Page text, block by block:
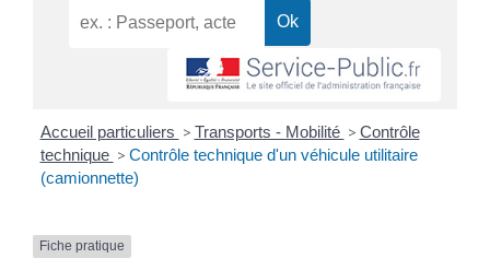
Accueil particuliers > Transports - Mobilité > Contrôle
technique > Contrôle technique d'un véhicule utilitaire
(camionnette)
Fiche pratique